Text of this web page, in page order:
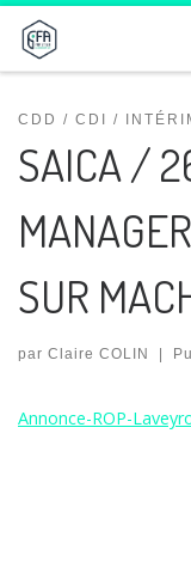
Passer au contenu
CDD / CDI /
SAICA /
SUR
par Claire COLIN |
Annonce-ROP-